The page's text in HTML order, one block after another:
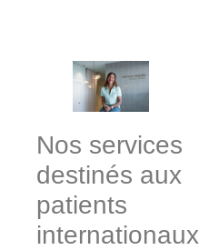
Nos services
destinés aux
patients
internationaux